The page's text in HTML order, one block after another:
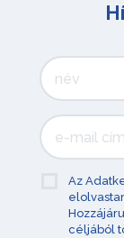
Az
céljából